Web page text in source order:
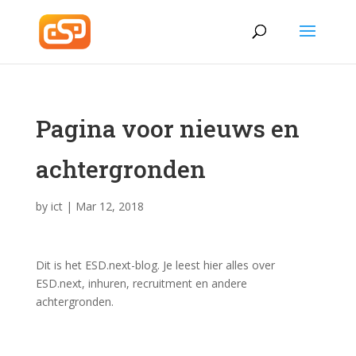
Pagina voor nieuws en
achtergronden
by ict| Mar 12, 2018
Dit is het ESD.next-blog. Je leest hier alles over
ESD.next, inhuren, recruitment en andere
achtergronden.